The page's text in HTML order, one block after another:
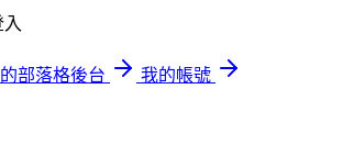
部落格後台
我的帳號